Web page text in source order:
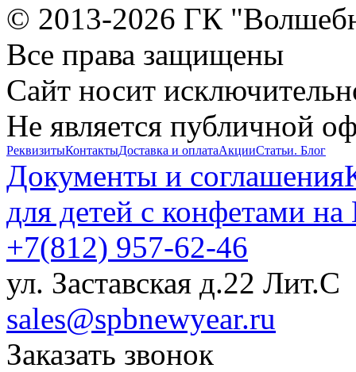
© 2013-2026 ГК
Все права защищены
Сайт носит
Не является публичной
РеквизитыКонтактыДоставка и оплатаАкцииСтатьи. Блог
Документы и соглашения
для детей с конфетами
+7(812) 957-62-46
ул. Заставская д.22 Лит.С
sales@spbnewyear.ru
Заказать звонок